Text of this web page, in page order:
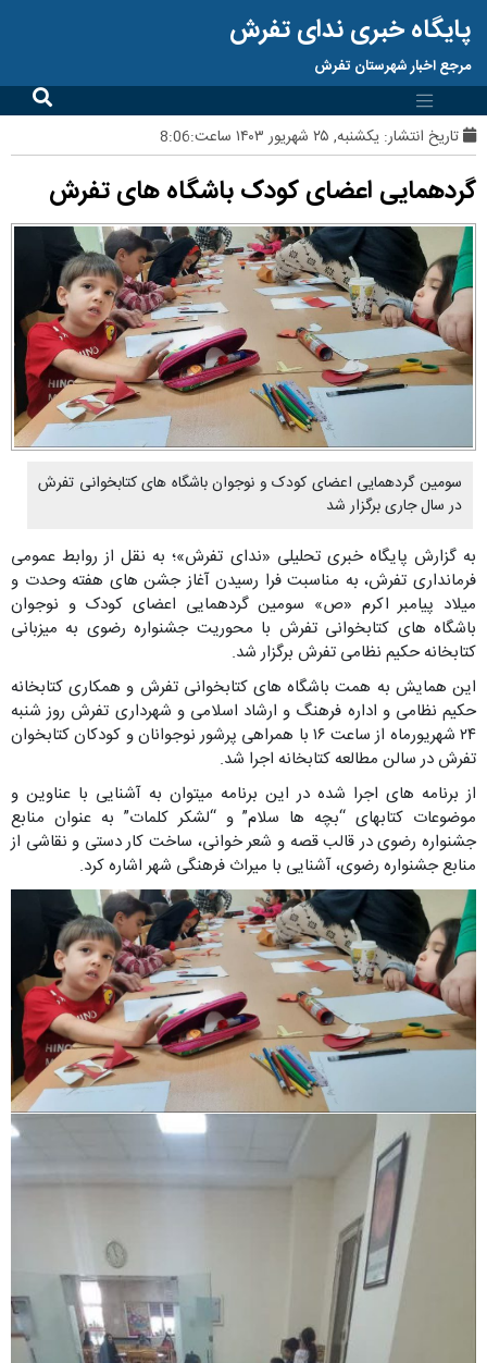
پایگاه خبری ندای تفرش
مرجع اخبار شهرستان تفرش
تاریخ انتشار: یکشنبه, ۲۵ شهریور ۱۴۰۳ ساعت:8:06
گردهمایی اعضای کودک باشگاه های تفرش
سومین گردهمایی اعضای کودک و نوجوان باشگاه های کتابخوانی تفرش
در سال جاری برگزار شد
به گزارش پایگاه خبری تحلیلی «ندای تفرش»؛ به نقل از روابط عمومی
فرمانداری تفرش، به مناسبت فرا رسیدن آغاز جشن های هفته وحدت و
میلاد پیامبر اکرم «ص» سومین گردهمایی اعضای کودک و نوجوان
باشگاه های کتابخوانی تفرش با محوریت جشنواره رضوی به میزبانی
کتابخانه حکیم نظامی تفرش برگزار شد.
این همایش به همت باشگاه های کتابخوانی تفرش و همکاری کتابخانه
حکیم نظامی و اداره فرهنگ و ارشاد اسلامی و شهرداری تفرش روز شنبه
۲۴ شهریورماه از ساعت ۱۶ با همراهی پرشور نوجوانان و کودکان کتابخوان
تفرش در سالن مطالعه کتابخانه اجرا شد.
از برنامه های اجرا شده در این برنامه میتوان به آشنایی با عناوین و
موضوعات کتابهای “بچه ها سلام” و “لشکر کلمات” به عنوان منابع
جشنواره رضوی در قالب قصه و شعر خوانی، ساخت کار دستی و نقاشی از
منابع جشنواره رضوی، آشنایی با میراث فرهنگی شهر اشاره کرد.